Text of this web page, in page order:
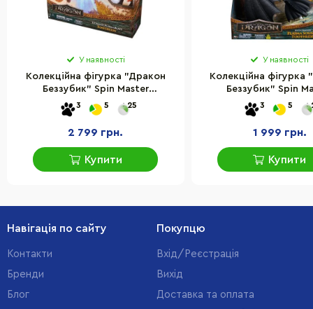
У наявності
Колекційна фігурка "Дракон
Беззубик" Spin Master
SM66664/6072541 дихаючий
вогнем
3 5 25
2 799 грн.
Купити
У наявності
Колекційна фігурка
Беззубик" Spin
SM66662/9580 зі
ефектами
3 5
1 999 грн.
Купити
Навігація по сайту
Контакти
Бренди
Блог
Покупцю
Вхід/Реєстрація
Вихід
Доставка та оплата